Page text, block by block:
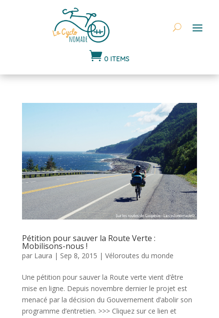
 0 ITEMS
Pétition pour sauver la Route Verte :
Mobilisons-nous !
par Laura | Sep 8, 2015 | Véloroutes du monde
Une pétition pour sauver la Route verte vient d’être
mise en ligne. Depuis novembre dernier le projet est
menacé par la décision du Gouvernement d’abolir son
programme d’entretien. >>> Cliquez sur ce lien et